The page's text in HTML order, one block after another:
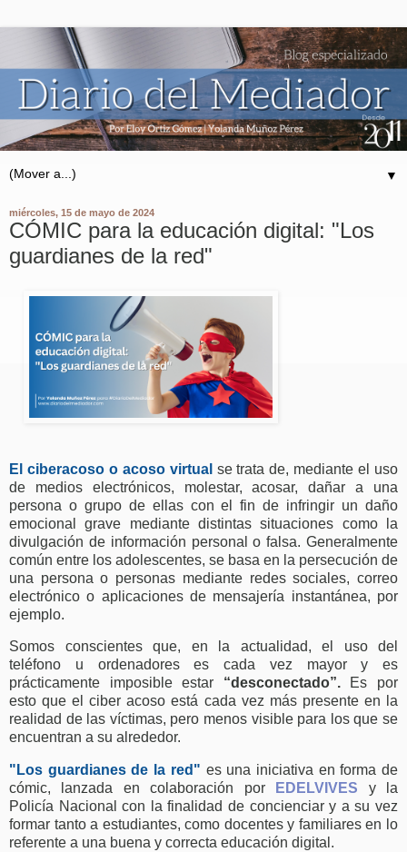
▼
miércoles, 15 de mayo de 2024
CÓMIC para la educación digital: "Los
guardianes de la red"
El ciberacoso o acoso virtual se trata de, mediante el uso
de medios electrónicos, molestar, acosar, dañar a una
persona o grupo de ellas con el fin de infringir un daño
emocional grave mediante distintas situaciones como la
divulgación de información personal o falsa. Generalmente
común entre los adolescentes, se basa en la persecución de
una persona o personas mediante redes sociales, correo
electrónico o aplicaciones de mensajería instantánea, por
ejemplo.
Somos conscientes que, en la actualidad, el uso del
teléfono u ordenadores es cada vez mayor y es
prácticamente imposible estar “desconectado”.Es por
esto que el ciber acoso está cada vez más presente en la
realidad de las víctimas, pero menos visible para los que se
encuentran a su alrededor.
"Los guardianes de la red" es una iniciativa en forma de
cómic, lanzada en colaboración por
EDELVIVES y la
Policía Nacional con la finalidad de concienciar y a su vez
formar tanto a estudiantes, como docentes y familiares en lo
referente a una buena y correcta educación digital.